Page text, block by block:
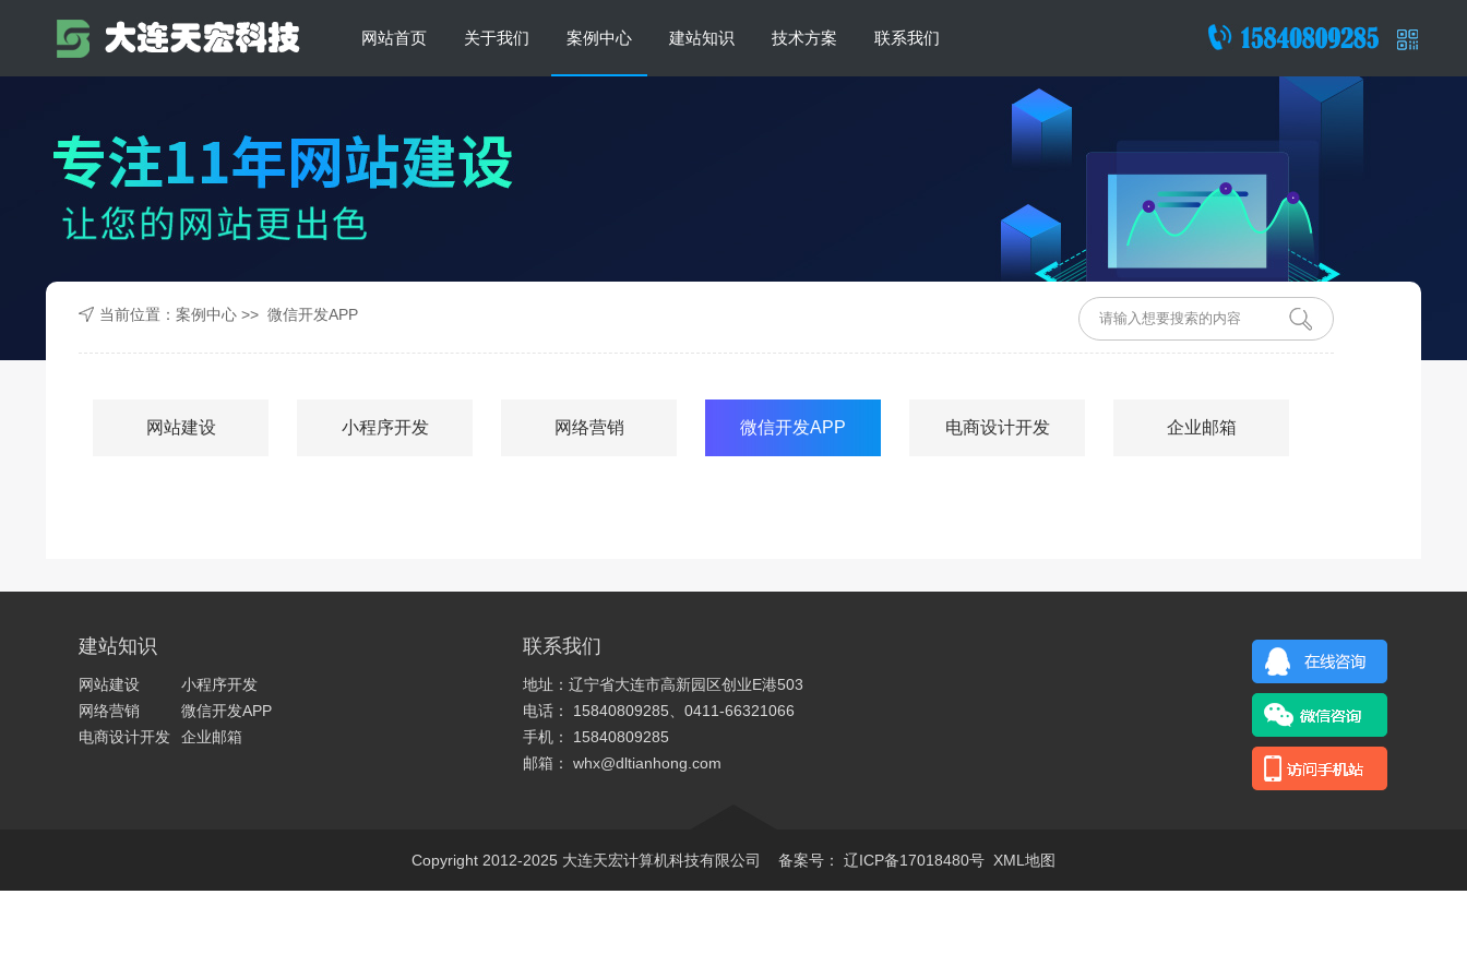
网站首页 关于我们 案例中心 建站知识 技术方案 联系我们
当前位置： 案例中心 >> 微信开发APP
网站建设 小程序开发 网络营销 微信开发APP 电商设计开发 企业邮箱
建站知识
网站建设
小程序开发
网络营销
微信开发APP
电商设计开发
企业邮箱
联系我们
地址：辽宁省大连市高新园区创业E港503
电话： 15840809285、0411-66321066
手机： 15840809285
邮箱： whx@dltianhong.com
Copyright 2012-2025 大连天宏计算机科技有限公司 备案号： 辽ICP备17018480号 XML地图